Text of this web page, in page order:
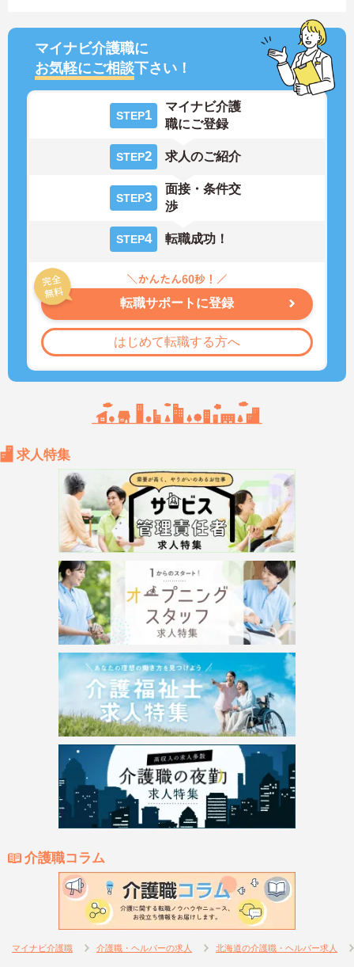
マイナビ介護職に
お気軽にご相談下さい！
STEP1
マイナビ介護
職にご登録
STEP2 求人のご紹介
STEP3
面接・条件交
渉
STEP4 転職成功！
転職サポートに登録
はじめて転職する方へ
求人特集
介護職コラム
マイナビ介護職 介護職・ヘルパーの求人 北海道の介護職・ヘルパー求人